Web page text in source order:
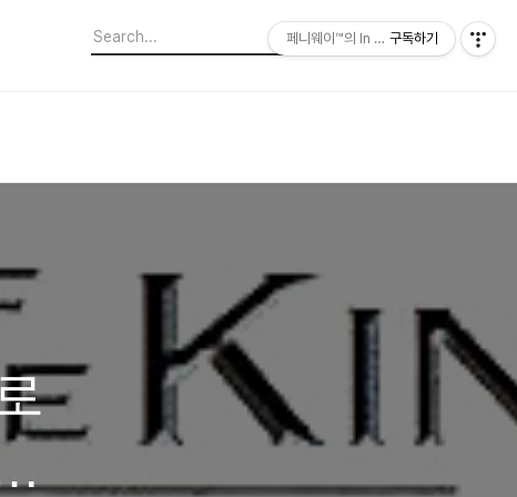
페니웨이™의 In This Film
구독하기